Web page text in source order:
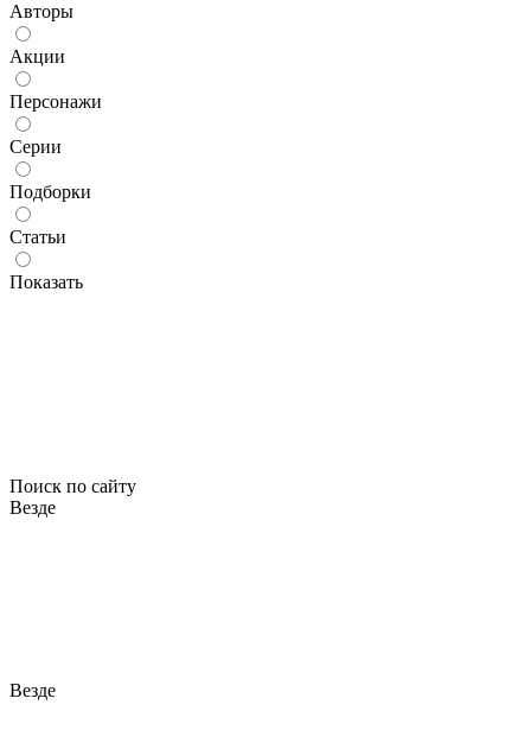
Авторы
Акции
Персонажи
Серии
Подборки
Статьи
Показать
Поиск по сайту
Везде
Везде